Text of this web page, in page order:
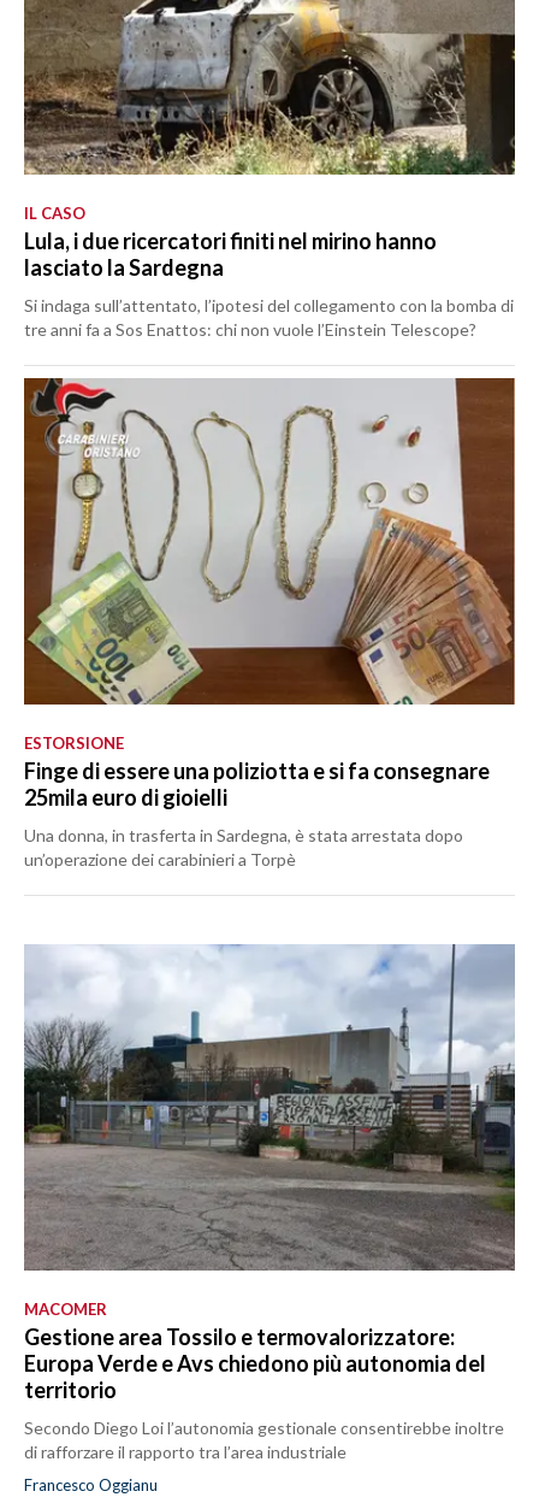
IL CASO
Lula, i due ricercatori finiti nel mirino hanno
lasciato la Sardegna
Si indaga sull’attentato, l’ipotesi del collegamento con la bomba di
tre anni fa a Sos Enattos: chi non vuole l’Einstein Telescope?
ESTORSIONE
Finge di essere una poliziotta e si fa consegnare
25mila euro di gioielli
Una donna, in trasferta in Sardegna, è stata arrestata dopo
un’operazione dei carabinieri a Torpè
MACOMER
Gestione area Tossilo e termovalorizzatore:
Europa Verde e Avs chiedono più autonomia del
territorio
Secondo Diego Loi l’autonomia gestionale consentirebbe inoltre
di rafforzare il rapporto tra l’area industriale
Francesco Oggianu